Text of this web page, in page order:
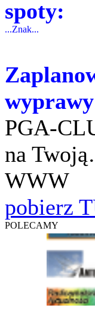
spoty:
...Znak...
PGA-
na
WWW
pobierz
POLECAMY